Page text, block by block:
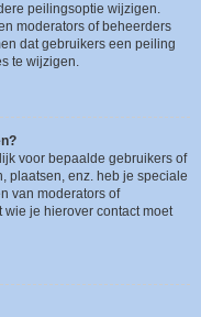
peilingsoptie wijzigen.
moderators of beheerders
dat gebruikers een peiling
te wijzigen.
voor bepaalde gebruikers of
plaatsen, enz. heb je speciale
van moderators of
je hierover contact moet